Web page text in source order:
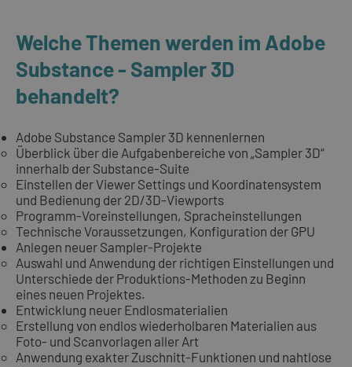
Welche Themen werden im Adobe
Substance - Sampler 3D
behandelt?
Adobe Substance Sampler 3D kennenlernen
Überblick über die Aufgabenbereiche von „Sampler 3D“
innerhalb der Substance-Suite
Einstellen der Viewer Settings und Koordinatensystem
und Bedienung der 2D/3D-Viewports
Programm-Voreinstellungen, Spracheinstellungen
Technische Voraussetzungen, Konfiguration der GPU
Anlegen neuer Sampler-Projekte
Auswahl und Anwendung der richtigen Einstellungen und
Unterschiede der Produktions-Methoden zu Beginn
eines neuen Projektes.
Entwicklung neuer Endlosmaterialien
Erstellung von endlos wiederholbaren Materialien aus
Foto- und Scanvorlagen aller Art
Anwendung exakter Zuschnitt-Funktionen und nahtlose